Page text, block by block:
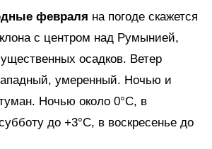
февраля на погоде скажется
с центром над Румынией,
осадков. Ветер
умеренный. Ночью и
Ночью около 0°C, в
до +3°C, в воскресенье до